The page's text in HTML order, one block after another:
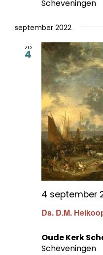
Scheveningen
september 2022
zo
4
Ds. D.M.
4 september
Oude Kerk
Scheveningen